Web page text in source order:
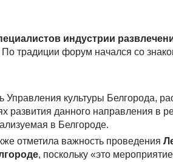
индустрии
традиции форум начался со
культуры Белгорода,
развития данного направления в
в Белгороде.
отметила важность проведения
, поскольку «это